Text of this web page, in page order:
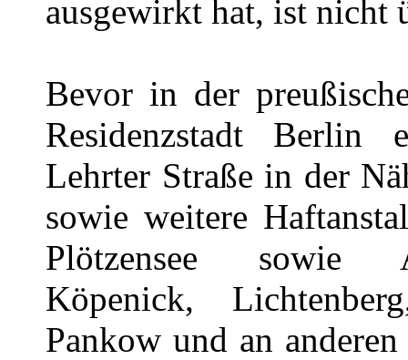
ausgewirkt hat, ist nicht
Bevor in der
Residenzstadt Berlin
Lehrter Straße in der
sowie weitere
Plötzensee sowie
Köpenick,
Pankow und an